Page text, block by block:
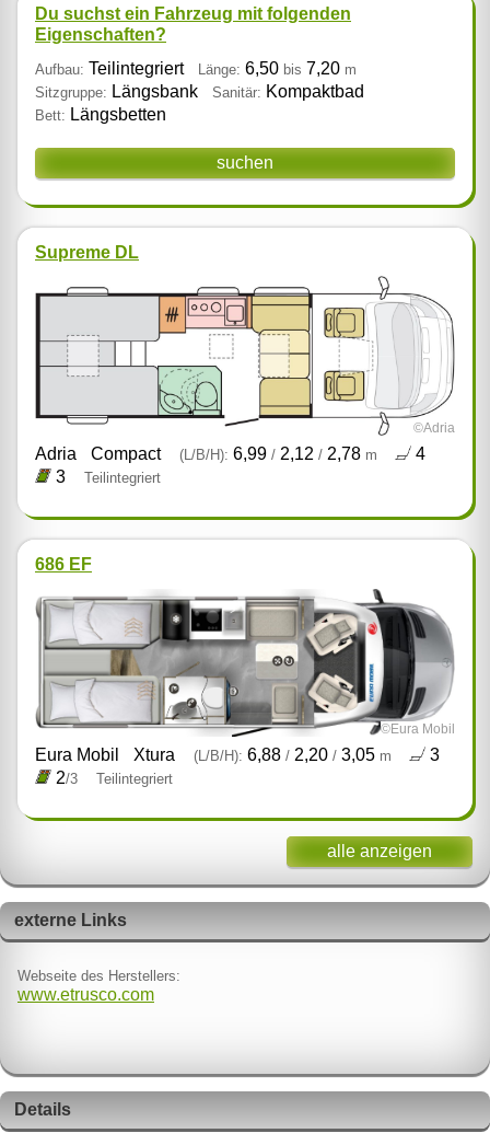
Du suchst ein Fahrzeug mit folgenden
Eigenschaften?
Aufbau: Teilintegriert Länge: 6,50 bis 7,20 m
Sitzgruppe: Längsbank Sanitär: Kompaktbad
Bett: Längsbetten
suchen
Supreme DL
©Adria
Adria Compact (L/B/H): 6,99 /2,12 /2,78 m
4
3
Teilintegriert
686 EF
©Eura Mobil
Eura Mobil Xtura (L/B/H): 6,88 /2,20 /3,05 m
3
2/3 Teilintegriert
alle anzeigen
externe Links
Webseite des Herstellers:
www.etrusco.com
Details